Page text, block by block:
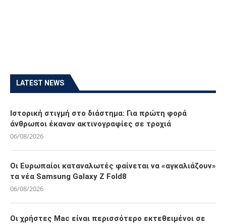
LATEST NEWS
Ιστορική στιγμή στο διάστημα: Για πρώτη φορά
άνθρωποι έκαναν ακτινογραφίες σε τροχιά
06/08/2026
Οι Ευρωπαίοι καταναλωτές φαίνεται να «αγκαλιάζουν»
τα νέα Samsung Galaxy Z Fold8
06/08/2026
Οι χρήστες Mac είναι περισσότερο εκτεθειμένοι σε